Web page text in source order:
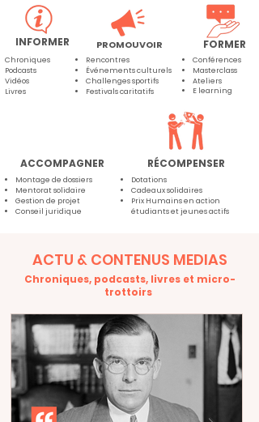
INFORMER PROMOUVOIR FORMER
Chroniques
Podcasts
Vidéos
Livres
Rencontres
Événements culturels
Challenges sportifs
Festivals caritatifs
Conférences
Masterclass
Ateliers
E learning
ACCOMPAGNER RÉCOMPENSER
Montage de dossiers
Mentorat solidaire
Gestion de projet
Conseil juridique
Dotations
Cadeaux solidaires
Prix Humains en action
étudiants et jeunes actifs
ACTU & CONTENUS MEDIAS
Chroniques, podcasts, livres et micro-
trottoirs